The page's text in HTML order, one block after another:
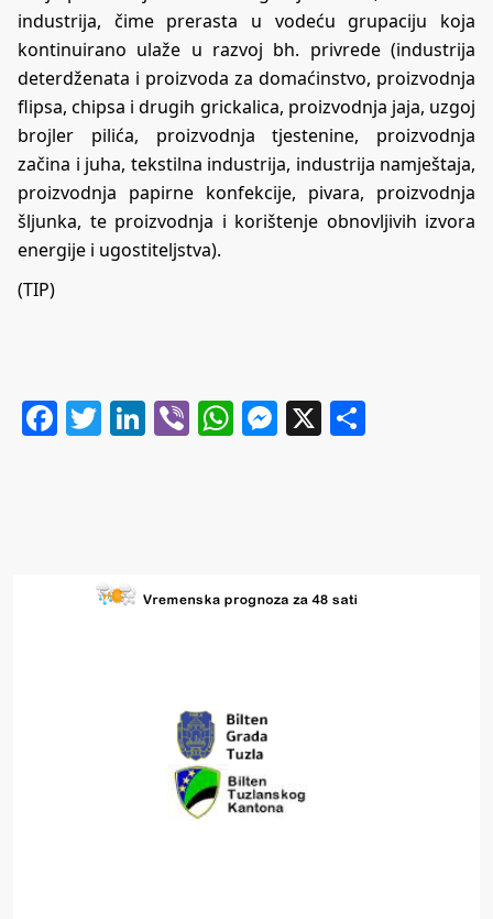
industrija, čime prerasta u vodeću grupaciju koja
kontinuirano ulaže u razvoj bh. privrede (industrija
deterdženata i proizvoda za domaćinstvo, proizvodnja
flipsa, chipsa i drugih grickalica, proizvodnja jaja, uzgoj
brojler pilića, proizvodnja tjestenine, proizvodnja
začina i juha, tekstilna industrija, industrija namještaja,
proizvodnja papirne konfekcije, pivara, proizvodnja
šljunka, te proizvodnja i korištenje obnovljivih izvora
energije i ugostiteljstva).
(TIP)
Facebook
Twitter
LinkedIn
ViberWhatsApp
Messenger
X